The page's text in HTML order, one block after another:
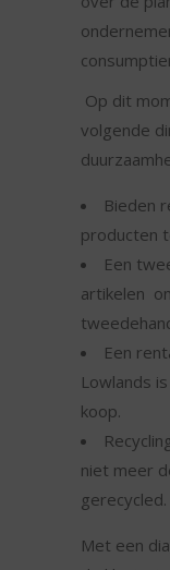
Op dit
volgende
Bieden
producten
Een
artikelen
Een
Lowlands
koop.
niet meer
gerecycled.
Met een